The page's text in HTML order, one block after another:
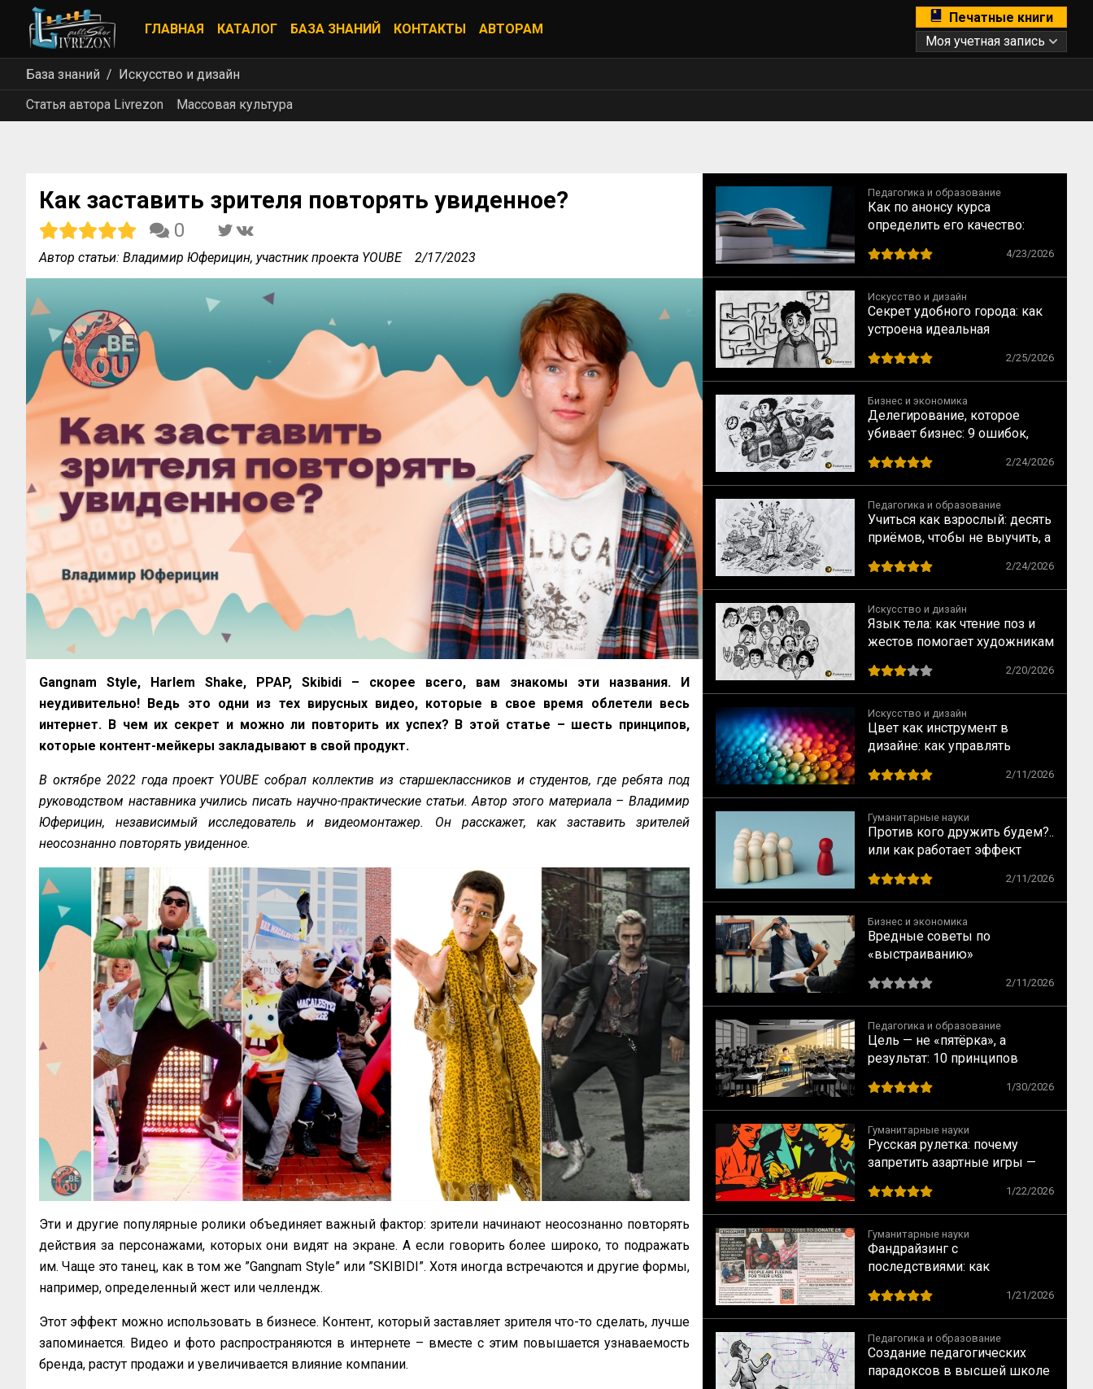
ГЛАВНАЯ КАТАЛОГ БАЗА ЗНАНИЙ КОНТАКТЫ АВТОРАМ
Печатные книги
Моя учетная запись
База знаний
Искусство и дизайн
Статья автора Livrezon
Массовая культура
Как заставить зрителя повторять увиденное?
0
Автор статьи: Владимир Юферицин, участник проекта YOUBE 2/17/2023
Gangnam Style, Harlem Shake, PPAP, Skibidi – скорее всего, вам знакомы эти названия. И
неудивительно! Ведь это одни из тех вирусных видео, которые в свое время облетели весь
интернет. В чем их секрет и можно ли повторить их успех? В этой статье – шесть принципов,
которые контент-мейкеры закладывают в свой продукт.
В октябре 2022 года проект YOUBE собрал коллектив из старшеклассников и студентов, где ребята под
руководством наставника учились писать научно-практические статьи. Автор этого материала – Владимир
Юферицин, независимый исследователь и видеомонтажер. Он расскажет, как заставить зрителей
неосознанно повторять увиденное.
Эти и другие популярные ролики объединяет важный фактор: зрители начинают неосознанно повторять
действия за персонажами, которых они видят на экране. А если говорить более широко, то подражать
им. Чаще это танец, как в том же ”Gangnam Style” или ”SKIBIDI”. Хотя иногда встречаются и другие формы,
например, определенный жест или челлендж.
Этот эффект можно использовать в бизнесе. Контент, который заставляет зрителя что-то сделать, лучше
запоминается. Видео и фото распространяются в интернете – вместе с этим повышается узнаваемость
бренда, растут продажи и увеличивается влияние компании.
Педагогика и образование
Как по анонсу курса
определить его качество:
4/23/2026
Искусство и дизайн
Секрет удобного города: как
устроена идеальная
теряемся в Манхэттене, но
блуждаем в «спальнике»
2/25/2026
Бизнес и экономика
Делегирование, которое
убивает бизнес: 9 ошибок,
сейчас
2/24/2026
Педагогика и образование
Учиться как взрослый: десять
приёмов, чтобы не выучить, а
2/24/2026
Искусство и дизайн
Язык тела: как чтение поз и
жестов помогает художникам
слов
2/20/2026
Искусство и дизайн
Цвет как инструмент в
дизайне: как управлять
2/11/2026
Гуманитарные науки
Против кого дружить будем?..
или как работает эффект
2/11/2026
Бизнес и экономика
Вредные советы по
«выстраиванию»
века
2/11/2026
Педагогика и образование
Цель — не «пятёрка», а
результат: 10 принципов
обучении
1/30/2026
Гуманитарные науки
Русская рулетка: почему
запретить азартные игры —
понедельники
1/22/2026
Гуманитарные науки
Фандрайзинг с
последствиями: как
тех, кому помогает
1/21/2026
Педагогика и образование
Создание педагогических
парадоксов в высшей школе